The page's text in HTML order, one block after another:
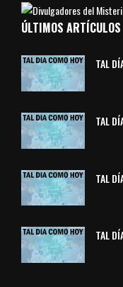
ÚLTIMOS ARTÍCULOS
TAL
TAL
TAL
TAL